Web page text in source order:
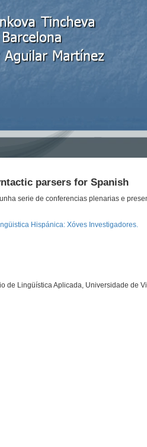
parsers for Spanish
serie de conferencias plenarias e
Hispánica: Xóves Investigadores.
de Lingüística Aplicada, Universidade de